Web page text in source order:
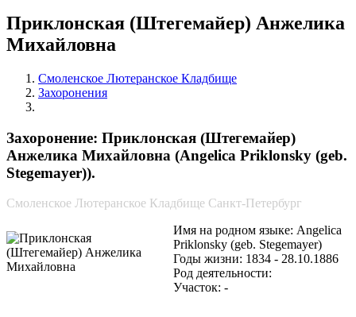
Приклонская (Штегемайер) Анжелика
Михайловна
Смоленское Лютеранское Кладбище
Захоронения
Захоронение: Приклонская (Штегемайер)
Анжелика Михайловна (Angelica Priklonsky (geb.
Stegemayer)).
Смоленское Лютеранское Кладбище Санкт-Петербург
Имя на родном языке: Angelica
Priklonsky (geb. Stegemayer)
Годы жизни: 1834 - 28.10.1886
Род деятельности:
Участок: -